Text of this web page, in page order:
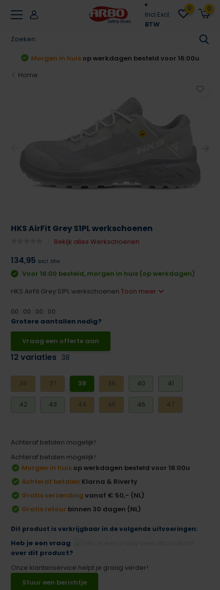
Incl.Excl.
BTW
0 0
Achteraf betalenKlarna & Riverty
Home
HKS AirFit Grey S1PL werkschoenen
Bekijk alles Werkschoenen
134,95 excl. btw
Voor 16:00 besteld, morgen in huis (op werkdagen)
HKS AirFit Grey S1PL werkschoenenToon meer
00 : 00 : 00 : 00
Grotere aantallen nodig?
Vraag een offerte aan
12 variaties 38
36 37 38 39 40 41
42 43 44 45 46 47
Achteraf betalen mogelijk!
Achteraf betalen mogelijk!
Morgen in huis op werkdagen besteld voor 16:00u
Achteraf betalen Klarna & Riverty
Gratis verzending vanaf € 50,- (NL)
Gratis retour binnen 30 dagen (NL)
Dit product is verkrijgbaar in de volgende uitvoeringen:
Heb je een vraag
over dit product?
Onze klantenservice helpt je graag verder!
Stuur een berichtje